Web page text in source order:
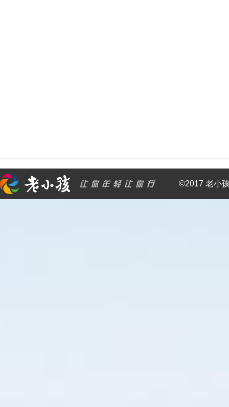
©2017 老小